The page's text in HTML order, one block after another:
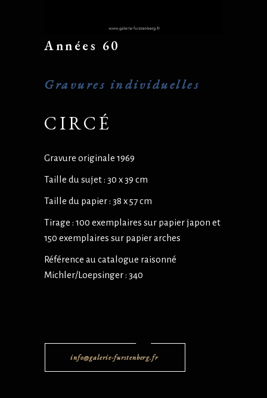
Années 60
Gravures individuelles
CIRCÉ
Gravure originale 1969
Taille du sujet : 30 x 39 cm
Taille du papier : 38 x 57 cm
Tirage : 100 exemplaires sur papier japon et
150 exemplaires sur papier arches
Référence au catalogue raisonné
Michler/Loepsinger : 340
info@galerie-furstenberg.fr